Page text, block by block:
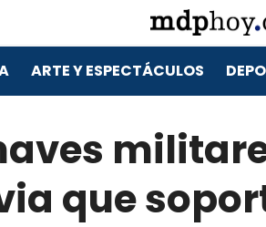
ARTE Y ESPECTÁCULOS
que